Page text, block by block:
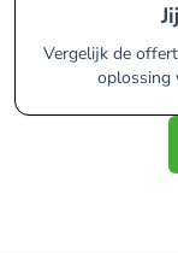
Vergelijk de
oplossing